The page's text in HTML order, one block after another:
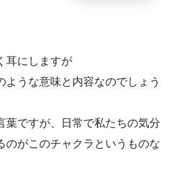
耳にしますが
ような意味と内容なのでしょう
葉ですが、日常で私たちの気分
のがこのチャクラというものな